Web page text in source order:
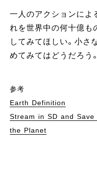
一人のアクションによ
れを世界中の何十億も
してみてほしい。小さ
めてみてはどうだろう。
参考
Earth Definition
Stream in SD and
the Planet